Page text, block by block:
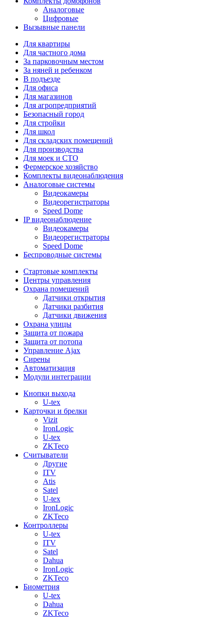
Аналоговые
Цифровые
Вызывные панели
Для квартиры
Для частного дома
За парковочным местом
За няней и ребенком
В подъезде
Для офиса
Для магазинов
Для агропредприятий
Безопасный город
Для стройки
Для школ
Для складских помещений
Для производства
Для моек и СТО
Фермерское хозяйство
Комплекты видеонаблюдения
Аналоговые системы
Видеокамеры
Видеорегистраторы
Speed Dome
IP видеонаблюдение
Видеокамеры
Видеорегистраторы
Speed Dome
Беспроводные системы
Стартовые комплекты
Центры управления
Охрана помещений
Датчики открытия
Датчики разбития
Датчики движения
Охрана улицы
Защита от пожара
Защита от потопа
Управление Ajax
Сирены
Автоматизация
Модули интеграции
Кнопки выхода
U-tex
Карточки и брелки
Vizit
IronLogic
U-tex
ZKTeco
Считыватели
Другие
ITV
Atis
Satel
U-tex
IronLogic
ZKTeco
Контроллеры
U-tex
ITV
Satel
Dahua
IronLogic
ZKTeco
Биометрия
U-tex
Dahua
ZKTeco